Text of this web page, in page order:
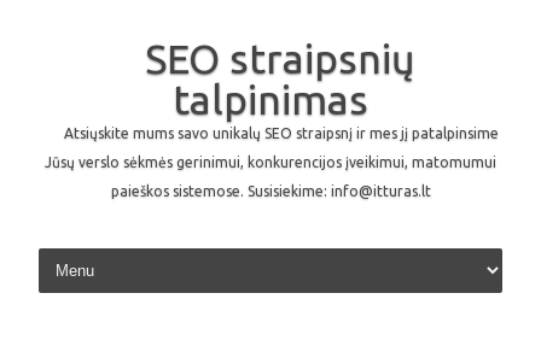
SEO straipsnių
talpinimas
Atsiųskite mums savo unikalų SEO straipsnį ir mes jį patalpinsime
Jūsų verslo sėkmės gerinimui, konkurencijos įveikimui, matomumui
paieškos sistemose. Susisiekime: info@itturas.lt
Skip to content